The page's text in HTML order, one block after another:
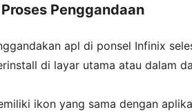
Penggandaan
apl di ponsel Infinix
di layar utama atau dalam
ikon yang sama dengan